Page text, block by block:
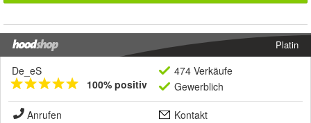
Platin
De_eS
100% positiv
474 Verkäufe
Gewerblich
Anrufen
Kontakt